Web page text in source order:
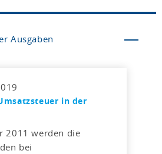
Ausgaben
in der
2011 werden die
bei